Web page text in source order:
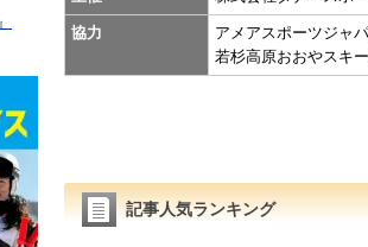
協力
アメアスポーツジャ
若杉高原おおやスキ
記事人気ランキング